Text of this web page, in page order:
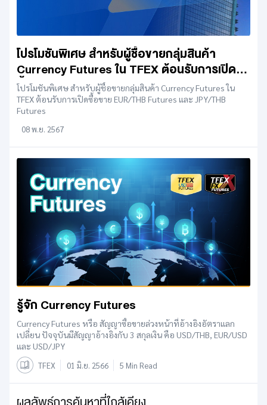
โปรโมชันพิเศษ สำหรับผู้ชื้อขายกลุ่มสินค้า
Currency Futures ใน TFEX ต้อนรับการเปิด
ซื้อขาย EUR/THB Futures และ JPY/THB
Futures
โปรโมชันพิเศษ สำหรับผู้ชื้อขายกลุ่มสินค้า Currency Futures ใน
TFEX ต้อนรับการเปิดซื้อขาย EUR/THB Futures และ JPY/THB
Futures
08 พ.ย. 2567
รู้จัก Currency Futures
Currency Futures หรือ สัญญาซื้อขายล่วงหน้าที่อ้างอิงอัตราแลก
เปลี่ยน ปัจจุบันมีสัญญาอ้างอิงกับ 3 สกุลเงิน คือ USD/THB, EUR/USD
และ USD/JPY
TFEX 01 มิ.ย. 2566 5 Min Read